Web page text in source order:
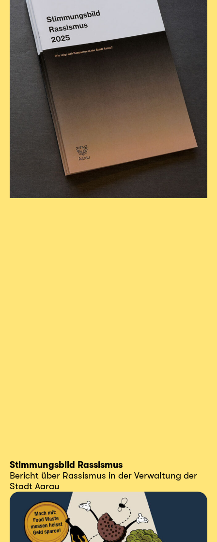
Stimmungsbild Rassismus
Bericht über Rassismus in der Verwaltung der
Stadt Aarau